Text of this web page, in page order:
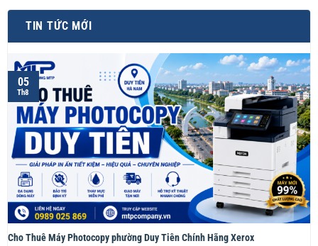
TIN TỨC MỚI
Cho Thuê Máy Photocopy phường Duy Tiên Chính Hãng Xerox
05
Th8